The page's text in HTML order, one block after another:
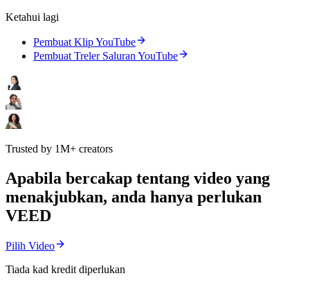
Ketahui lagi
Pembuat Klip YouTube
Pembuat Treler Saluran YouTube
Trusted by 1M+ creators
Apabila bercakap tentang video yang
menakjubkan, anda hanya perlukan
VEED
Pilih Video
Tiada kad kredit diperlukan